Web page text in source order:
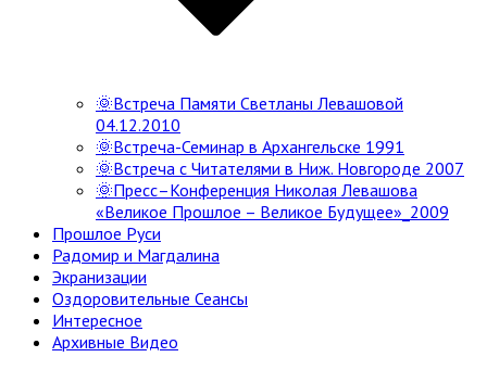
🌞Встреча Памяти Светланы Левашовой
04.12.2010
🌞Встреча-Семинар в Архангельске 1991
🌞Встреча с Читателями в Ниж. Новгороде 2007
🌞Пресс–Конференция Николая Левашова
«Великое Прошлое – Великое Будущее»_2009
Прошлое Руси
Радомир и Магдалина
Экранизации
Оздоровительные Сеансы
Интересное
Архивные Видео